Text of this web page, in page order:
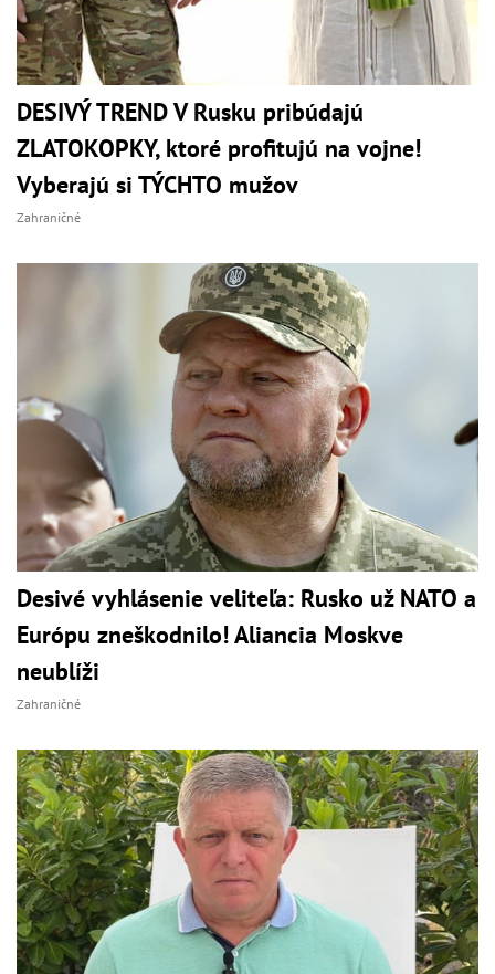
DESIVÝ TREND V Rusku pribúdajú
ZLATOKOPKY, ktoré profitujú na vojne!
Vyberajú si TÝCHTO mužov
Zahraničné
Desivé vyhlásenie veliteľa: Rusko už NATO a
Európu zneškodnilo! Aliancia Moskve
neublíži
Zahraničné